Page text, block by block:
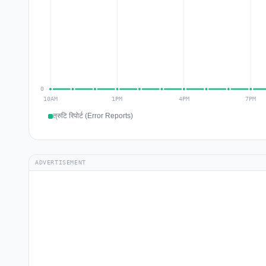
त्रुटि रिपोर्ट (Error Reports)
ADVERTISEMENT